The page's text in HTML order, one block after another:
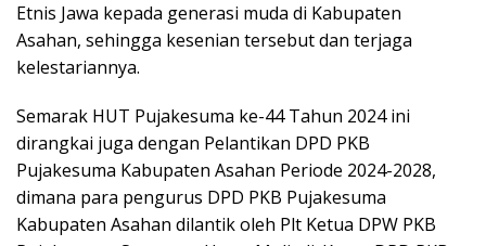
Etnis Jawa kepada generasi muda di Kabupaten
Asahan, sehingga kesenian tersebut dan terjaga
kelestariannya.
Semarak HUT Pujakesuma ke-44 Tahun 2024 ini
dirangkai juga dengan Pelantikan DPD PKB
Pujakesuma Kabupaten Asahan Periode 2024-2028,
dimana para pengurus DPD PKB Pujakesuma
Kabupaten Asahan dilantik oleh Plt Ketua DPW PKB